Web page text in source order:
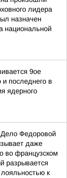
лидера
назначен
национальной
9ое
и последнего в
ядерного
Федоровой
даже
во французском
разрывается
к